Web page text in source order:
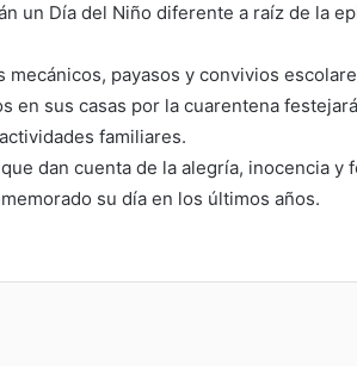
un Día del Niño diferente a raíz de la
payasos y convivios
en sus casas por la cuarentena
familiares.
dan cuenta de la alegría, inocencia y
su día en los últimos años.